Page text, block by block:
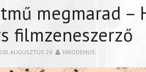
megmarad –
filmzeneszerző
AUGUSZTUS 29. NIKODEMUS